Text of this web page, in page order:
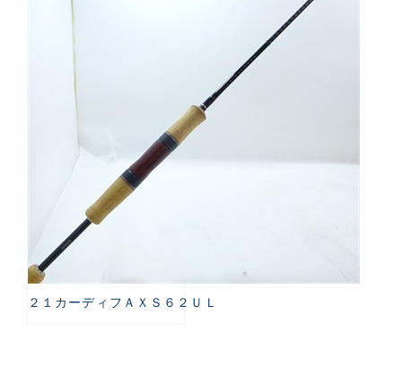
２１カーディフＡＸＳ６２ＵＬ